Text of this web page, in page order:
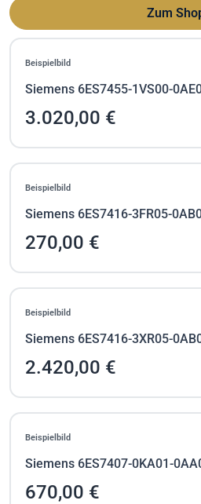
Zum
Beispielbild
Siemens 6ES7455-1VS00-
3.020,00 €
Beispielbild
Siemens 6ES7416-3FR05-
270,00 €
Beispielbild
Siemens 6ES7416-3XR05-
2.420,00 €
Beispielbild
Siemens 6ES7407-0KA01-
670,00 €